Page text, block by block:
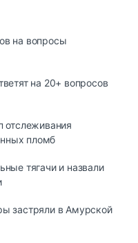
на вопросы
на 20+ вопросов
отслеживания
пломб
тягачи и назвали
застряли в Амурской